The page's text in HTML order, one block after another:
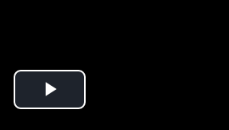
Play Video